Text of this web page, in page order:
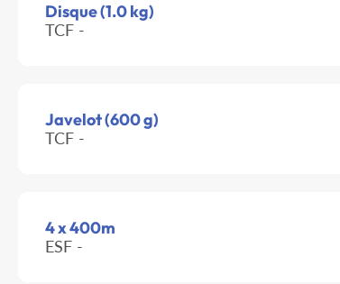
Disque (1.0 kg)
TCF -
Javelot (600 g)
TCF -
4 x 400m
ESF -